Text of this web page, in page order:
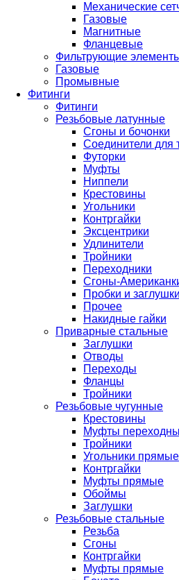
Механические
Газовые
Магнитные
Фланцевые
Фильтрующие
Газовые
Промывные
Фитинги
Фитинги
Резьбовые латунные
Сгоны и бочонки
Соединители для
Футорки
Муфты
Ниппели
Крестовины
Угольники
Контргайки
Эксцентрики
Удлинители
Тройники
Переходники
Сгоны-
Пробки и заглушки
Прочее
Накидные гайки
Приварные стальные
Заглушки
Отводы
Переходы
Фланцы
Тройники
Резьбовые чугунные
Крестовины
Муфты
Тройники
Угольники прямые
Контргайки
Муфты прямые
Обоймы
Заглушки
Резьбовые стальные
Резьба
Сгоны
Контргайки
Муфты прямые